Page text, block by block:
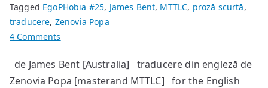
Tagged EgoPHobia #25, James Bent, MTTLC, proză scurtă,
traducere, Zenovia Popa
4 Comments
occidentală
şi
de James Bent [Australia] traducere din engleză de
Zenovia Popa [masterand MTTLC] for the English